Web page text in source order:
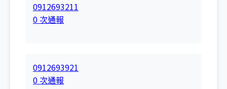
0912693211
0 次通報
0912693921
0 次通報